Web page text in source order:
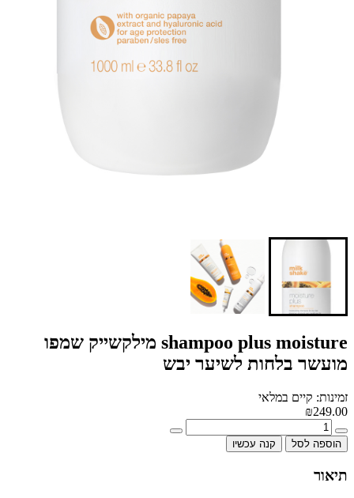
shampoo plus moisture מילקשייק שמפו
מועשר בלחות לשיער יבש
זמינות: קיים במלאי
₪249.00
הוספה לסל קנה עכשיו
תיאור